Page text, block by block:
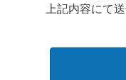
上記内容にて